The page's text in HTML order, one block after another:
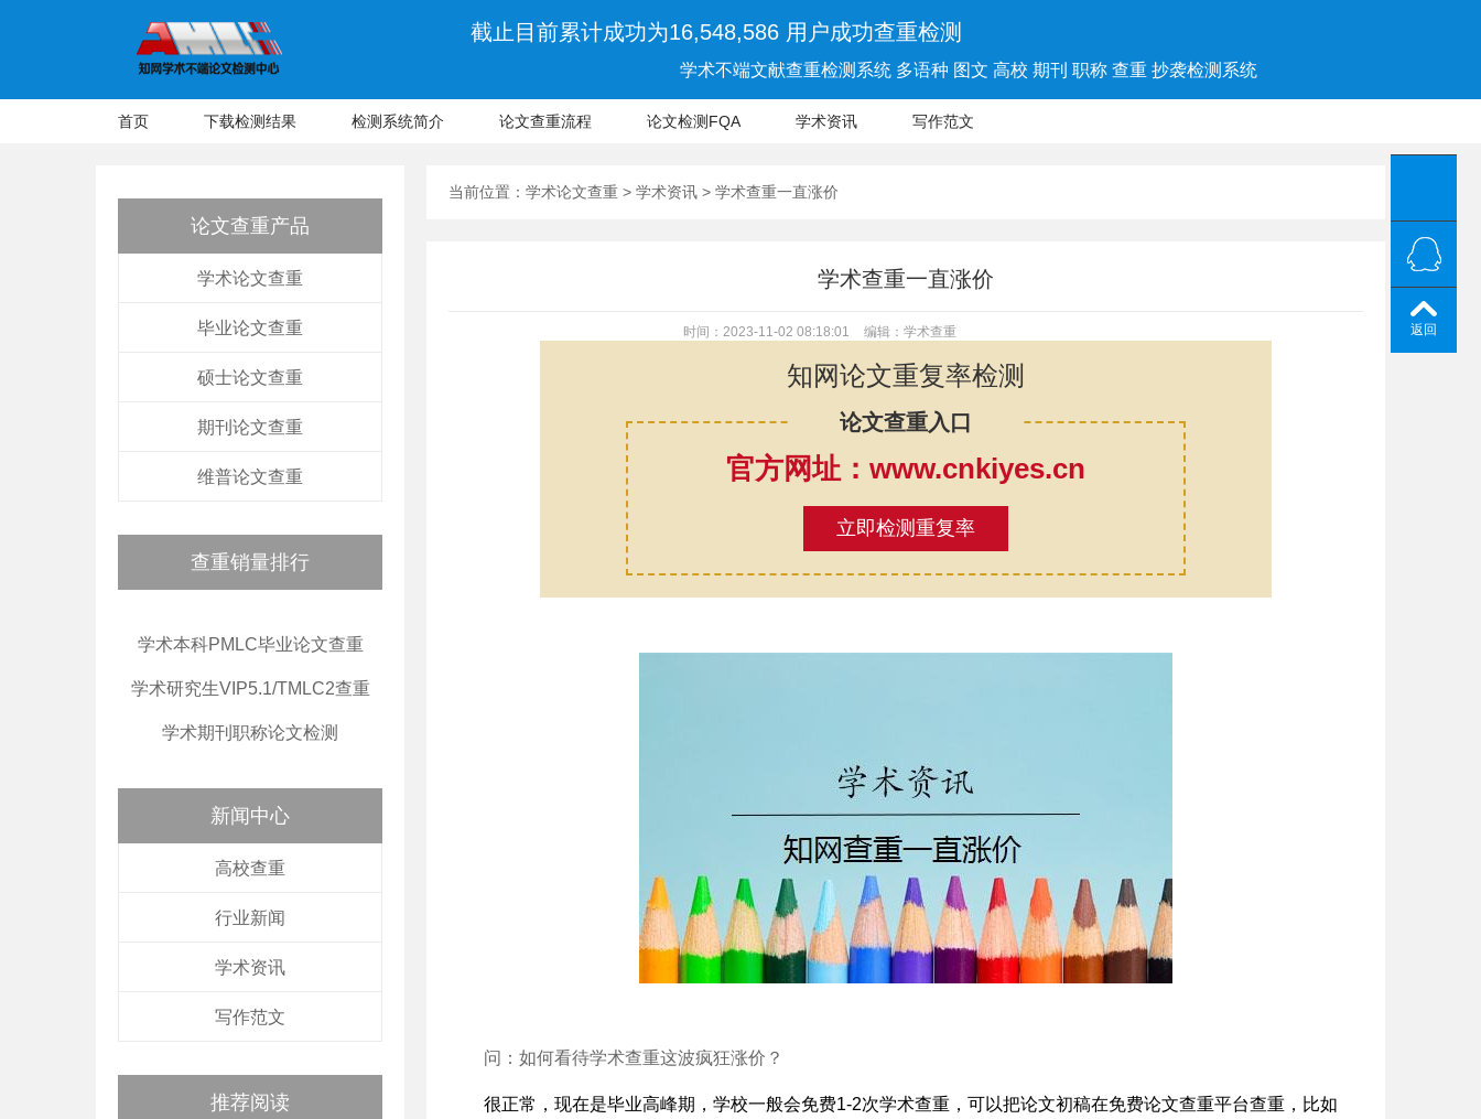
截止目前累计成功为16,548,586 用户成功查重检测
学术不端文献查重检测系统 多语种 图文 高校 期刊 职称 查重 抄袭检测系统
首页 下载检测结果 检测系统简介 论文查重流程 论文检测FQA 学术资讯 写作范文
论文查重产品
学术论文查重
毕业论文查重
硕士论文查重
期刊论文查重
维普论文查重
查重销量排行
学术本科PMLC毕业论文查重
学术研究生VIP5.1/TMLC2查重
学术期刊职称论文检测
新闻中心
高校查重
行业新闻
学术资讯
写作范文
推荐阅读
当前位置： 学术论文查重 > 学术资讯 > 学术查重一直涨价
学术查重一直涨价
时间：2023-11-02 08:18:01 编辑：学术查重
知网论文重复率检测
论文查重入口
官方网址：www.cnkiyes.cn
立即检测重复率
问：如何看待学术查重这波疯狂涨价？
很正常，现在是毕业高峰期，学校一般会免费1-2次学术查重，可以把论文初稿在免费论文查重平台查重，比如
返回